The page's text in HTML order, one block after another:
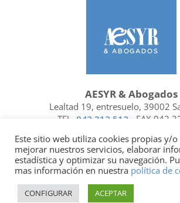
AESYR & Abogados
Lealtad 19, entresuelo, 39002
TEL. 942 312 512 - FAX 942
Facebook
Socio de |
Política de privacidad
Este sitio web utiliza cookies propias y/
mejorar nuestros servicios, elaborar
estadística y optimizar su navegación.
mas información en nuestra política de
CONFIGURAR ACEPTAR